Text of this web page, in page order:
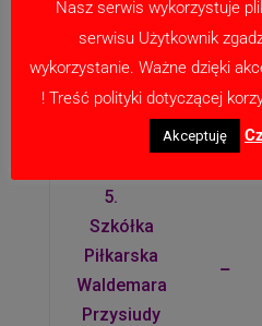
4.
Chrobry
Poznań
–
5.
Szkółka
Piłkarska
Waldemara
Przysiudy
–
Nasz serwis wykorzystuje
serwisu Użytkownik
wykorzystanie. Ważne dzięki
! Treść polityki dotyczącej
Akceptuję